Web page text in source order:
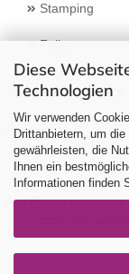
Diese
Technologien
Wir verwenden
Drittanbietern, um
gewährleisten, die
Ihnen ein
Informationen finden
Stamping
Feilen
Select Language
Alle Preise